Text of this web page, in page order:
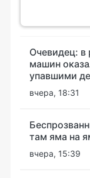
Очевидец: в
машин
упавшими
вчера, 18:31
там яма на
вчера, 15:39